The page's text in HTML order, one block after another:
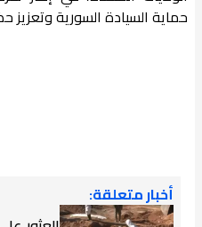
حماية السيادة السورية وتعزيز
أخبار متعلقة: